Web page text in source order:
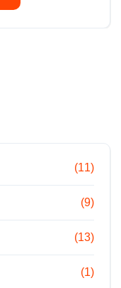
(11)
(9)
(13)
(1)